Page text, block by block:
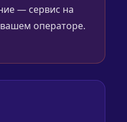
— сервис на
операторе.